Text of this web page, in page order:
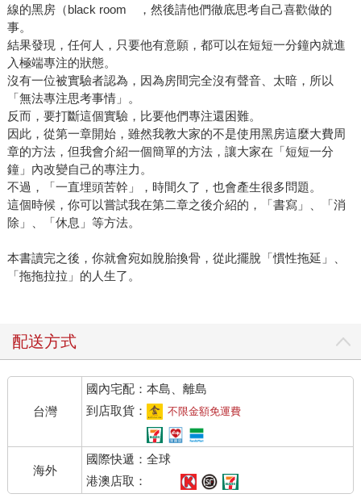
線的黑房（black room ，然後請他們徹底思考自己喜歡做的
事。
結果發現，任何人，只要他有意願，都可以在短短一分鐘內就進
入極端專注的狀態。
沒有一位被實驗者認為，因為房間完全沒有聲音、太暗，所以
「無法專注思考事情」。
反而，要打斷這個實驗，比要他們專注還困難。
因此，從第一章開始，雖然我教大家的不是使用黑房這麼大費周
章的方法，但我會介紹一個簡單的方法，讓大家在「短短一分
鐘」內改變自己的專注力。
不過，「一直埋頭苦幹」，時間久了，也會產生很多問題。
這個時候，你可以嘗試我在第二章之後介紹的，「書寫」、「消
除」、「休息」等方法。
本書讀完之後，你就會宛如脫胎換骨，從此擺脫「慣性拖延」、
「拖拖拉拉」的人生了。
配送方式
台灣
國內宅配：本島、離島
到店取貨：
不限金額免運費
海外
國際快遞：全球
港澳店取：